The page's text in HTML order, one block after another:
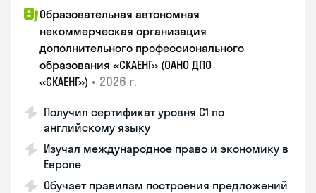
Образовательная автономная
некоммерческая организация
дополнительного профессионального
образования «СКАЕНГ» (ОАНО ДПО
«СКАЕНГ») • 2026 г.
Получил сертификат уровня С1 по
английскому языку
Изучал международное право и экономику в
Европе
Обучает правилам построения предложений